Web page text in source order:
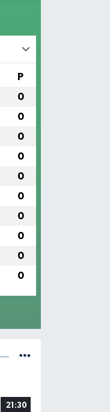
P
0
0
0
0
0
0
0
0
0
0
21:30